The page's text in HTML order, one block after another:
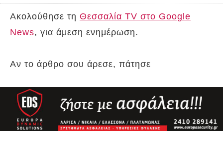
Ακολούθησε τη Θεσσαλία TV στο Google
News, για άμεση ενημέρωση.
Αν το άρθρο σου άρεσε, πάτησε